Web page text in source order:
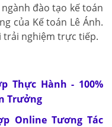
đào tạo kế toán
của Kế toán Lê Ánh.
trải nghiệm trực tiếp.
Thực Hành - 100%
Trưởng
Online Tương Tác